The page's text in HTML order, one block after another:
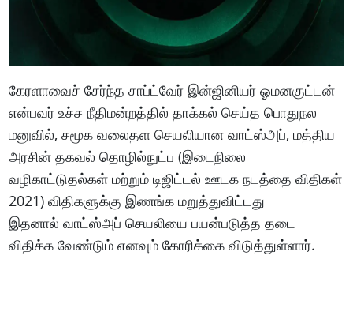
கேரளாவைச் சேர்ந்த சாப்ட்வேர் இன்ஜினியர் ஓமனகுட்டன்
என்பவர் உச்ச நீதிமன்றத்தில் தாக்கல் செய்த பொதுநல
மனுவில், சமூக வலைதள செயலியான வாட்ஸ்அப், மத்திய
அரசின் தகவல் தொழில்நுட்ப (இடைநிலை
வழிகாட்டுதல்கள் மற்றும் டிஜிட்டல் ஊடக நடத்தை விதிகள்
2021) விதிகளுக்கு இணங்க மறுத்துவிட்டது
இதனால் வாட்ஸ்அப் செயலியை பயன்படுத்த தடை
விதிக்க வேண்டும் எனவும் கோரிக்கை விடுத்துள்ளார்.